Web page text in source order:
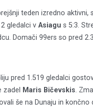
teden izredno
gledalci v Asiagu s 5:3.
Domači 99ers so pred
pred 1.519 gledalci
zadel
Maris Bičevskis.
še na Dunaju in